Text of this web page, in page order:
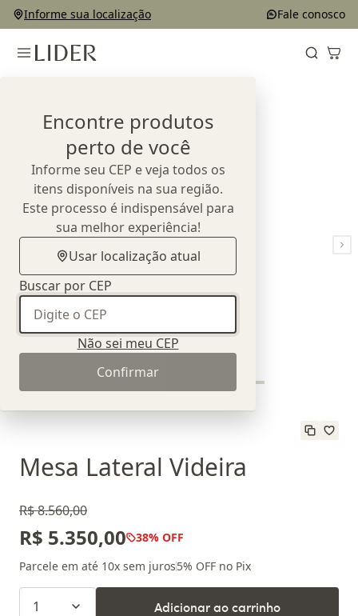
Informe sua localização Fale conosco
Encontre produtos
perto de você
Informe seu CEP e veja todos os
itens disponíveis na sua região.
Este processo é indispensável para
sua melhor experiência!
Usar localização atual
Buscar por CEP
Não sei meu CEP
Confirmar
Mesa Lateral Videira
R$ 8.560,00
R$ 5.350,00 38% OFF
Parcele em até 10x sem juros5% OFF no Pix
1 Adicionar ao carrinho